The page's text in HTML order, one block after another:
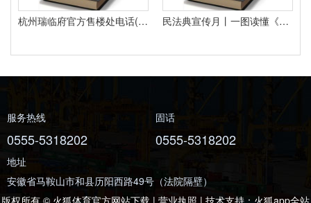
杭州瑞临府官方售楼处电话(杭州瑞临府)官方首页网站-营销中心欢迎您-楼盘详情•最新价格-户型图-容积率@2026515售楼处 民法典宣传月丨一图读懂《中华人民共和国民法典》（附100个法律知识点）
服务热线
0555-5318202
固话
0555-5318202
地址
安徽省马鞍山市和县历阳西路49号（法院隔壁）